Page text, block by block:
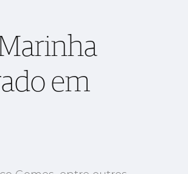
em